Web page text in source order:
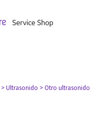
> Ultrasonido > Otro ultrasonido